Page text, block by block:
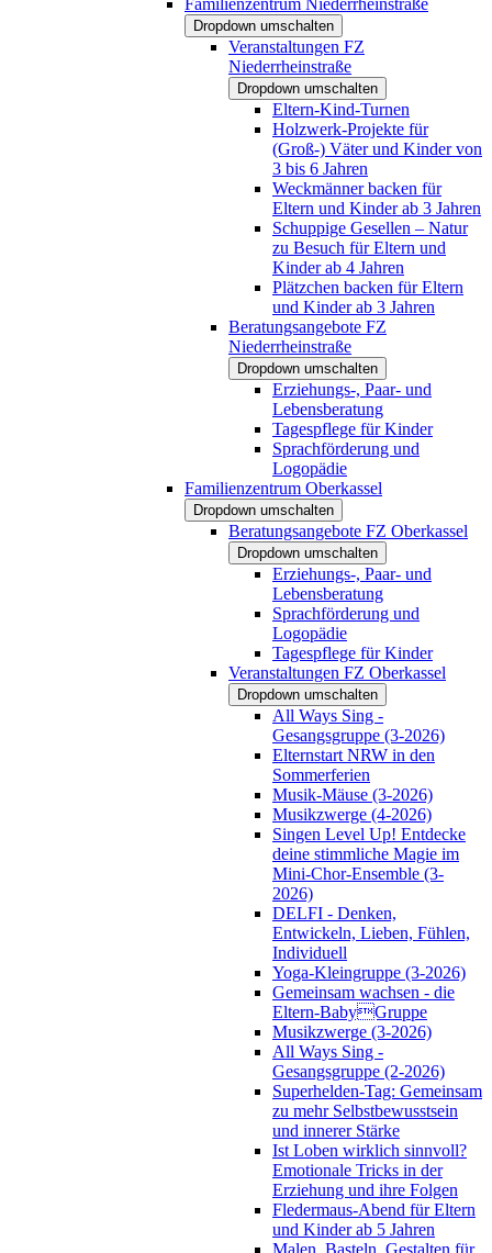
Dropdown umschalten
Veranstaltungen FZ
Niederrheinstraße
Dropdown umschalten
Eltern-Kind-Turnen
Holzwerk-Projekte für
(Groß-) Väter und Kinder von
3 bis 6 Jahren
Weckmänner backen für
Eltern und Kinder ab 3 Jahren
Schuppige Gesellen – Natur
zu Besuch für Eltern und
Kinder ab 4 Jahren
Plätzchen backen für Eltern
und Kinder ab 3 Jahren
Beratungsangebote FZ
Niederrheinstraße
Dropdown umschalten
Erziehungs-, Paar- und
Lebensberatung
Tagespflege für Kinder
Sprachförderung und
Logopädie
Familienzentrum Oberkassel
Dropdown umschalten
Beratungsangebote FZ Oberkassel
Dropdown umschalten
Erziehungs-, Paar- und
Lebensberatung
Sprachförderung und
Logopädie
Tagespflege für Kinder
Veranstaltungen FZ Oberkassel
Dropdown umschalten
All Ways Sing -
Gesangsgruppe (3-2026)
Elternstart NRW in den
Sommerferien
Musik-Mäuse (3-2026)
Musikzwerge (4-2026)
Singen Level Up! Entdecke
deine stimmliche Magie im
Mini-Chor-Ensemble (3-
2026)
DELFI - Denken,
Entwickeln, Lieben, Fühlen,
Individuell
Yoga-Kleingruppe (3-2026)
Gemeinsam wachsen - die
Eltern-BabyGruppe
Musikzwerge (3-2026)
All Ways Sing -
Gesangsgruppe (2-2026)
Superhelden-Tag: Gemeinsam
zu mehr Selbstbewusstsein
und innerer Stärke
Ist Loben wirklich sinnvoll?
Emotionale Tricks in der
Erziehung und ihre Folgen
Fledermaus-Abend für Eltern
und Kinder ab 5 Jahren
Malen, Basteln, Gestalten für